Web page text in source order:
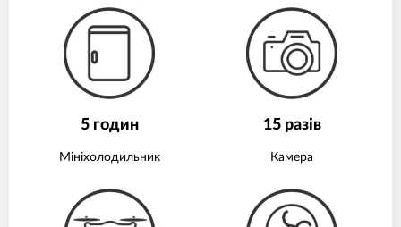
5 годин
Мініхолодильник
15 разів
Камера